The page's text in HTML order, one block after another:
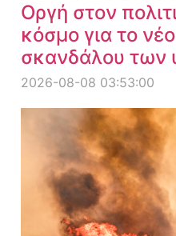
Οργή στον
κόσμο για το
σκανδάλου των
2026-08-08 03:53:00